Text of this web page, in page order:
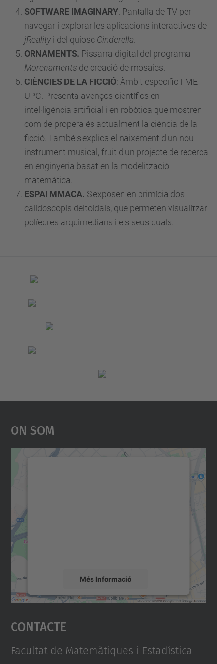
SOFTWARE IMAGINARY . Pantalla de TV per
navegar i explorar les aplicacions interactives de
jRealityi del quiosc Cinderella
ORNAMENTS. Pissarra digital del programa
Morenaments de creació de mosaics.
CIÈNCIES DE LA FICCIÓ: Àmbit específic FME-
UPC. Presenta avenços científics en
intel·ligència artificial i en robòtica que mostren
com de propera és actualment la ciència de la
ficció. També s'explica el naixement d'un nou
instrument musical, fruit d'un projecte de recerca
en enginyeria basat en la modelització
matemàtica.
ESPAI MMACA. S'exposen en primícia dos
calidoscopis deltoidals, que permeten visualitzar
políedres arquimedians i els seus duals.
On Som
Més Informació
Accepta
powered by
Contacte
Facultat de Matemàtiques i Estadística